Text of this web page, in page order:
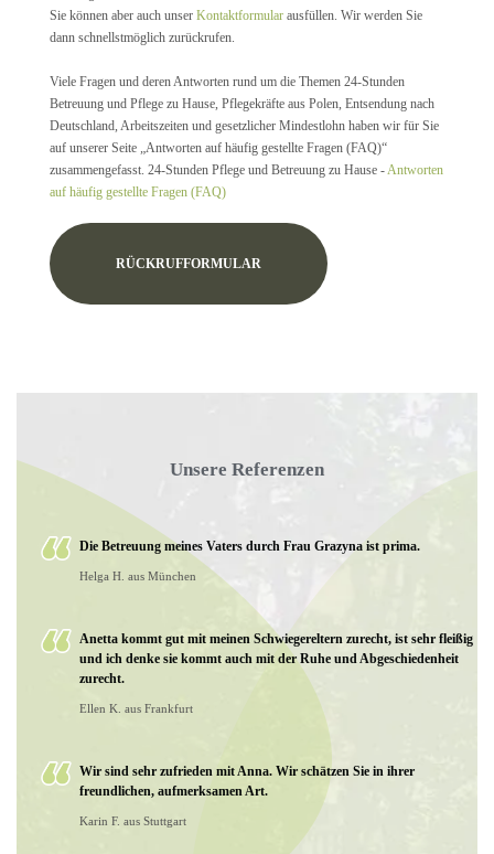
Sie können aber auch unser Kontaktformular ausfüllen. Wir werden Sie
dann schnellstmöglich zurückrufen.
Viele Fragen und deren Antworten rund um die Themen 24-Stunden
Betreuung und Pflege zu Hause, Pflegekräfte aus Polen, Entsendung nach
Deutschland, Arbeitszeiten und gesetzlicher Mindestlohn haben wir für Sie
auf unserer Seite „Antworten auf häufig gestellte Fragen (FAQ)“
zusammengefasst. 24-Stunden Pflege und Betreuung zu Hause -Antworten
auf häufig gestellte Fragen (FAQ)
RÜCKRUFFORMULAR
Unsere Referenzen
Die Betreuung meines Vaters durch Frau Grazyna ist prima.
Helga H. aus München
Anetta kommt gut mit meinen Schwiegereltern zurecht, ist sehr fleißig
und ich denke sie kommt auch mit der Ruhe und Abgeschiedenheit
zurecht.
Ellen K. aus Frankfurt
Wir sind sehr zufrieden mit Anna. Wir schätzen Sie in ihrer
freundlichen, aufmerksamen Art.
Karin F. aus Stuttgart